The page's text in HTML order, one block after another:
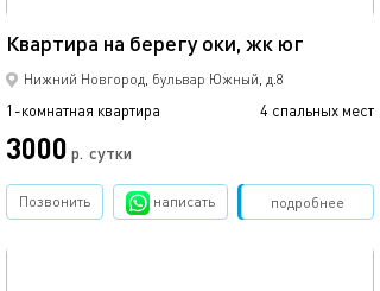
Квартира на берегу оки, жк юг
Нижний Новгород, бульвар Южный, д.8
1-комнатная квартира 4 спальных мест
3000 р. сутки
подробнее
Позвонить написать Забронировать